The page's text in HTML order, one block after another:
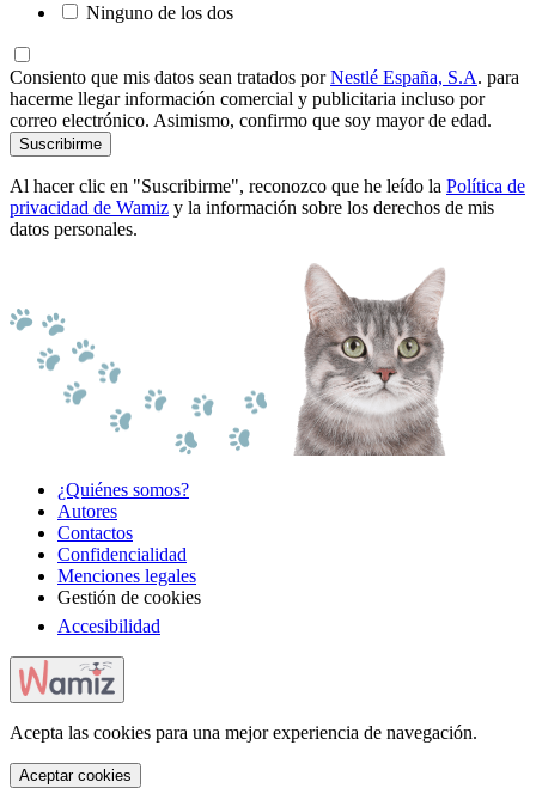
Ninguno de los dos
Consiento que mis datos sean tratados porNestlé España, S.A. para
hacerme llegar información comercial y publicitaria incluso por
correo electrónico. Asimismo, confirmo que soy mayor de edad.
Suscribirme
Al hacer clic en "Suscribirme", reconozco que he leído la Política de
privacidad de Wamiz y la información sobre los derechos de mis
datos personales.
¿Quiénes somos?
Autores
Contactos
Confidencialidad
Menciones legales
Gestión de cookies
Accesibilidad
Acepta las cookies para una mejor experiencia de navegación.
Aceptar cookies